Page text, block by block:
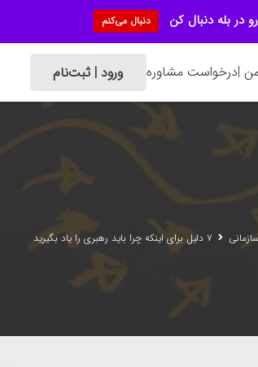
|درخواست مشاوره ورود | ثبت‌نام
۷ دلیل برای اینکه چرا باید رهبری را یاد بگیرید
در بله دنبال کن دنبال می‌کنم